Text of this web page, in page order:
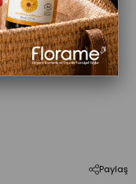
Paylaş